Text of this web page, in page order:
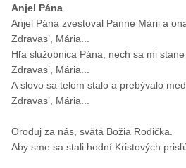
Anjel Pána
Anjel Pána zvestoval Panne Márii a
Zdravas’, Mária...
Hľa služobnica Pána, nech sa mi
Zdravas’, Mária...
A slovo sa telom stalo a prebývalo
Zdravas’, Mária...
Oroduj za nás, svätá Božia Rodička.
Aby sme sa stali hodní Kristových